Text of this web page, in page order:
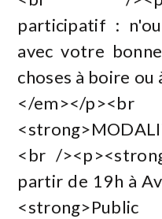
participatif :
avec votre
choses à boire
</em></
<br /
partir de 19h à